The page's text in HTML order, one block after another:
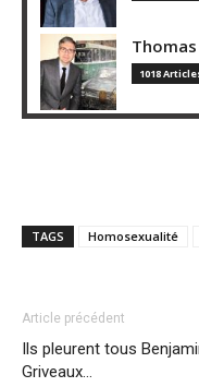
1018
TAGS Homosexualité
Article précédent
Ils pleurent tous
Griveaux…